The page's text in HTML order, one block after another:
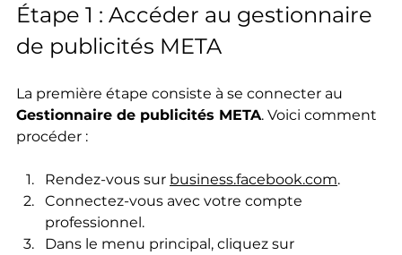
Étape 1 : Accéder au gestionnaire
de publicités META
La première étape consiste à se connecter au
Gestionnaire de publicités META. Voici comment
procéder :
Rendez-vous sur business.facebook.com.
Connectez-vous avec votre compte
professionnel.
Dans le menu principal, cliquez sur